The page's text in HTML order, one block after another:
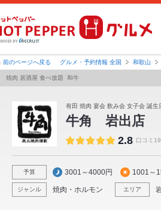
前のページへ戻る グルメ・予約情報 全国 和歌山
焼肉 居酒屋 食べ放題 和牛
有田 焼肉 宴会 飲み会 女子会 誕
牛角 岩出店
2.8 口コミ
予算 3001～4000円 1001～
ジャンル 焼肉・ホルモン エリア